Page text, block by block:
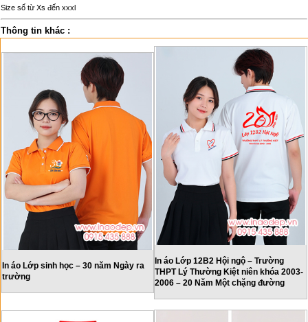
Size số từ Xs đến xxxl
Thông tin khác :
In áo Lớp sinh học – 30 năm Ngày ra
trường
In áo Lớp 12B2 Hội ngộ – Trường
THPT Lý Thường Kiệt niên khóa 2003-
2006 – 20 Năm Một chặng đường